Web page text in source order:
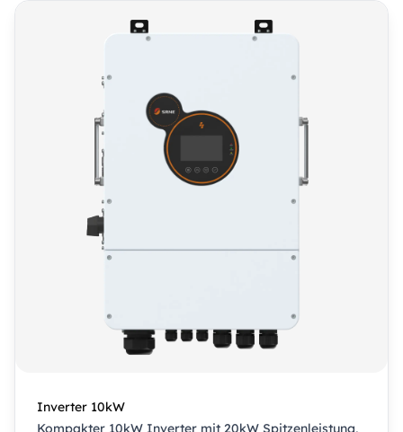
Inverter 10kW
Kompakter 10kW Inverter mit 20kW Spitzenleistung,